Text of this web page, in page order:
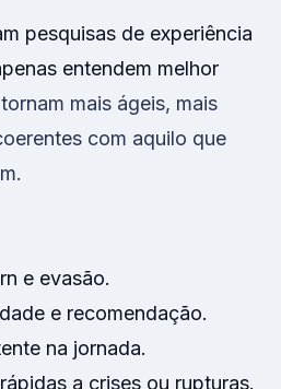
pesquisas de experiência
entendem melhor
mais ágeis, mais
com aquilo que
e evasão.
e recomendação.
na jornada.
a crises ou rupturas.